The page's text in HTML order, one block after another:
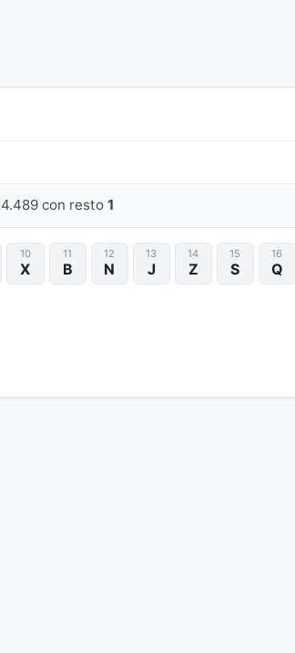
con resto 1
10
X
11
B
12
N
13
J
14
Z
15
S
16
Q